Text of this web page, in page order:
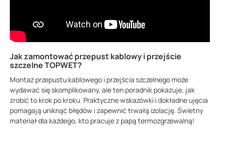
Jak zamontować przepust kablowy i przejście
szczelne TOPWET?
Montaż przepustu kablowego i przejścia szczelnego może
wydawać się skomplikowany, ale ten poradnik pokazuje, jak
zrobić to krok po kroku. Praktyczne wskazówki i dokładne ujęcia
pomagają uniknąć błędów i zapewnić trwałą izolację. Świetny
materiał dla każdego, kto pracuje z papą termozgrzewalną!